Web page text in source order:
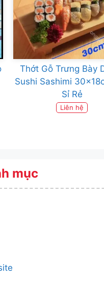
Thớt Gỗ Trưng Bày
Sushi Sashimi
Sỉ Rẻ
Liên hệ
mục